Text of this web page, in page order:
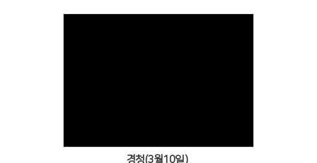
경청(3월10일)